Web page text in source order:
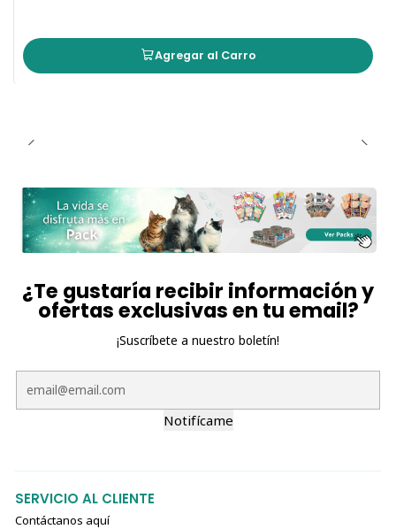
Agregar al Carro
¿Te gustaría recibir información y
ofertas exclusivas en tu email?
¡Suscríbete a nuestro boletín!
Notifícame
SERVICIO AL CLIENTE
Contáctanos aquí